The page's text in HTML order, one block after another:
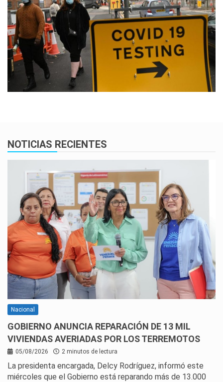
NOTICIAS RECIENTES
Nacional
GOBIERNO ANUNCIA REPARACIÓN DE 13 MIL
VIVIENDAS AVERIADAS POR LOS TERREMOTOS
05/08/2026 2 minutos de lectura
La presidenta encargada, Delcy Rodríguez, informó este
miércoles que el Gobierno está reparando más de 13.000